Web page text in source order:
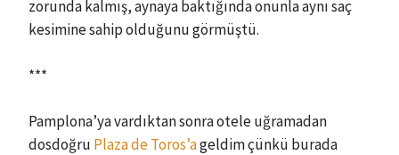
zorunda kalmış, aynaya baktığında onunla aynı saç
kesimine sahip olduğunu görmüştü.
***
Pamplona’ya vardıktan sonra otele uğramadan
dosdoğru Plaza de Toros’ageldim çünkü burada